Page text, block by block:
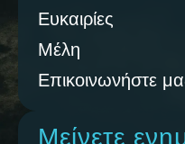
Ευκαιρίες
Μέλη
Επικοινωνήστε
Μείνετε